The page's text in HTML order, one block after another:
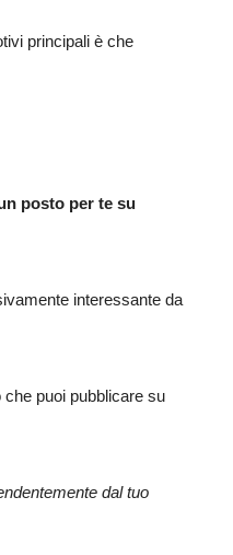
principali è che
posto per te su
interessante da
che puoi pubblicare su
dal tuo